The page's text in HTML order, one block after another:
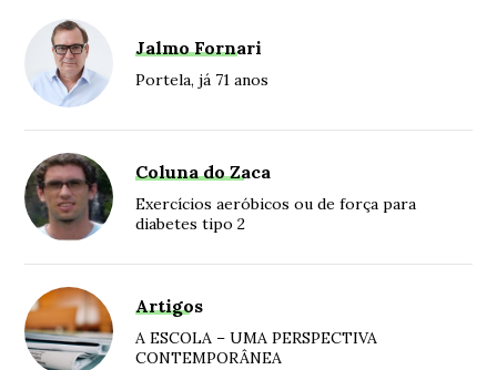
Jalmo Fornari
Portela, já 71 anos
Coluna do Zaca
Exercícios aeróbicos ou de força para
diabetes tipo 2
Artigos
A ESCOLA – UMA PERSPECTIVA
CONTEMPORÂNEA